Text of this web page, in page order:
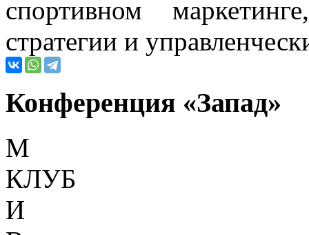
спортивном
стратегии и
Конференция «Запад»
М
КЛУБ
И